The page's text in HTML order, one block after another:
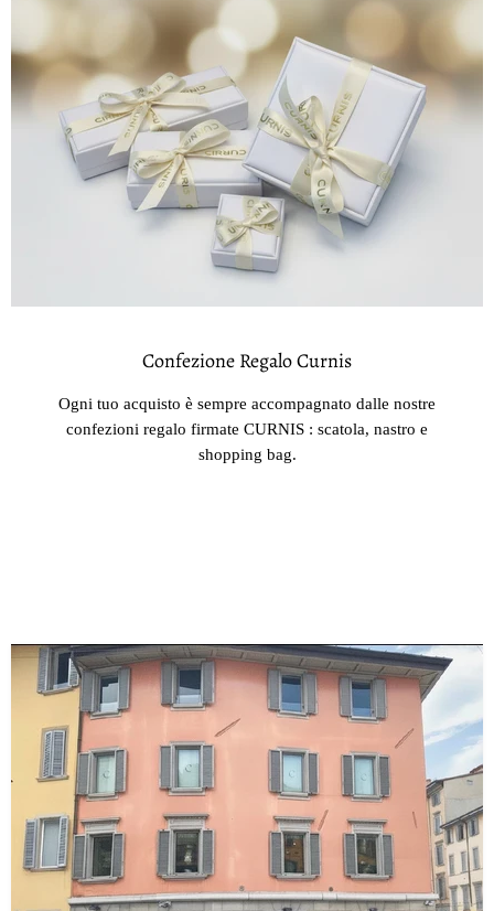
Confezione Regalo Curnis
Ogni tuo acquisto è sempre accompagnato dalle nostre
confezioni regalo firmate CURNIS : scatola, nastro e
shopping bag.